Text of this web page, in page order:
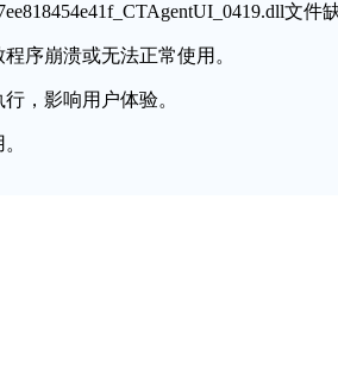
文件缺
序崩溃或无法正常使用。
，影响用户体验。